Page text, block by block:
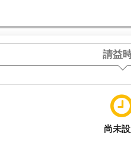
請益
尚未